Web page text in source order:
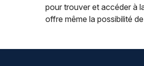
pour trouver et accéder à
offre même la possibilité